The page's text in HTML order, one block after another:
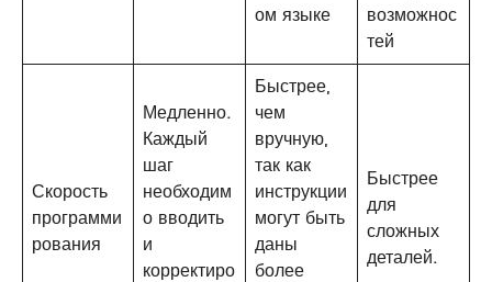
ом языке
возможнос
тей
Скорость
программи
рования
Медленно.
Каждый
шаг
необходим
о вводить
и
корректиро
Быстрее,
чем
вручную,
так как
инструкции
могут быть
даны
более
Быстрее
для
сложных
деталей.